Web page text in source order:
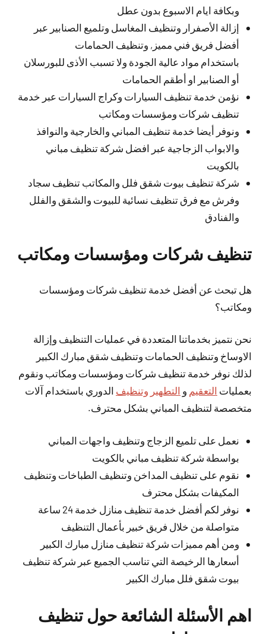
وبكافة ايام الاسبوع بدون عطل
إزالة الأصفرار وتنظيف المغاسل وتلميع الصنابير عبر
أفضل فريق فني مميز, وتنظيف الحمامات
باستخدام مواد عالية الجودة ولا تسبب الأذى للبورسلان
أو الصنابير او أطقم الحمامات
نؤمن خدمة تنظيف السيارات وكراج السيارات عبر خدمة
تنظيف شركات ومؤسسات ومكاتب
ونوفر أيضا خدمة تنظيف المباني والخارجية والنوافذ
والابواب الزجاجية عبر افضل شركة تنظيف مباني
بالكويت
شركة تنظيف بيوت شقق فلل والمكاتب تنظيف سجاد
وفرش مع فرق تنظيف نسائية للبيوت والشقق والفلل
والفنادق
تنظيف شركات ومؤسسات ومكاتب
هل تبحث عن أفضل خدمة تنظيف شركات ومؤسسات
ومكاتب؟
نحن نتميز بخدماتنا المتعددة في عمليات التنظيف وإزالة
الاوساخ وتنظيف الحمامات وتنظيف شقق مبارك الكبير
لذلك نوفر خدمة تنظيف شركات ومؤسسات ومكاتب ونقوم
بعمليات التعقيم و التطهير وتنظيف الدوري باستخدام آلات
متخصصة لتنظيف المباني بشكل محترف.
نعمل على تلميع الزجاج وتنظيف واجهات المباني
بواسطة شركة تنظيف مباني بالكويت
نقوم على تنظيف المداخن وتنظيف الطباخات وتنظيف
المكيفات بشكل محترف
نوفر لكم أفضل خدمة تنظيف منازل خدمة 24 ساعة
متواصلة من خلال فريق خبير بأعمال التنظيف
ومن أهم مميزات شركة تنظيف منازل مبارك الكبير
أسعارها الرخيصة التي تناسب الجميع عبر شركة تنظيف
بيوت شقق فلل مبارك الكبير
اهم الأسئلة الشائعة حول تنظيف